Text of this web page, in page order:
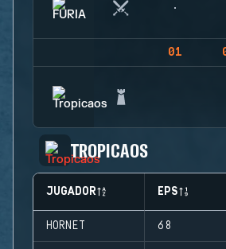
01
TROPICAOS
JUGADOR EPS
HORNET 68